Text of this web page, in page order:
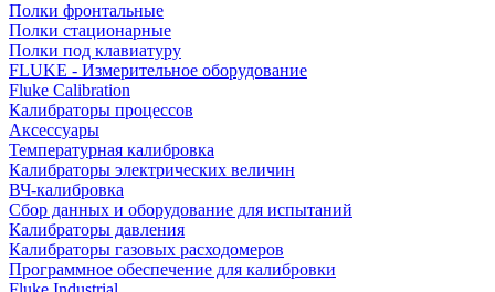
Полки фронтальные
Полки стационарные
Полки под клавиатуру
FLUKE - Измерительное оборудование
Fluke Calibration
Калибраторы процессов
Аксессуары
Температурная калибровка
Калибраторы электрических величин
ВЧ-калибровка
Сбор данных и оборудование для испытаний
Калибраторы давления
Калибраторы газовых расходомеров
Программное обеспечение для калибровки